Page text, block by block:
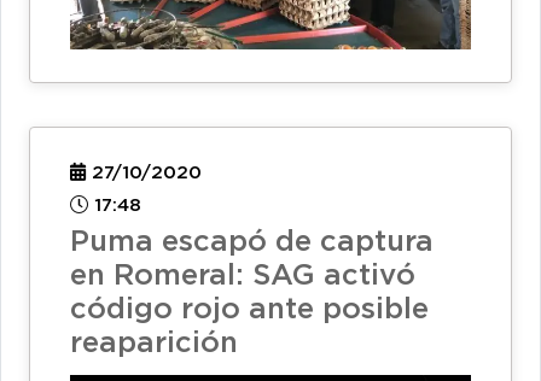
27/10/2020
17:48
Puma escapó de captura
en Romeral: SAG activó
código rojo ante posible
reaparición